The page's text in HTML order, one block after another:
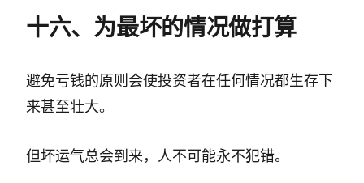
十六、为最坏的情况做打算
避免亏钱的原则会使投资者在任何情况都生存下
来甚至壮大。
但坏运气总会到来，人不可能永不犯错。